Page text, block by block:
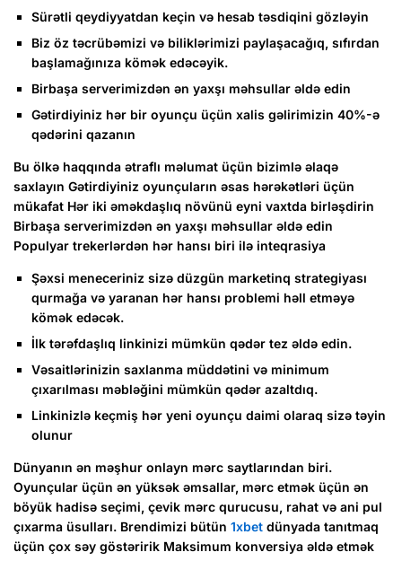
Sürətli qeydiyyatdan keçin və hesab təsdiqini gözləyin
Biz öz təcrübəmizi və biliklərimizi paylaşacağıq, sıfırdan
başlamağınıza kömək edəcəyik.
Birbaşa serverimizdən ən yaxşı məhsullar əldə edin
Gətirdiyiniz hər bir oyunçu üçün xalis gəlirimizin 40%-ə
qədərini qazanın
Bu ölkə haqqında ətraflı məlumat üçün bizimlə əlaqə
saxlayın Gətirdiyiniz oyunçuların əsas hərəkətləri üçün
mükafat Hər iki əməkdaşlıq növünü eyni vaxtda birləşdirin
Birbaşa serverimizdən ən yaxşı məhsullar əldə edin
Populyar trekerlərdən hər hansı biri ilə inteqrasiya
Şəxsi meneceriniz sizə düzgün marketinq strategiyası
qurmağa və yaranan hər hansı problemi həll etməyə
kömək edəcək.
İlk tərəfdaşlıq linkinizi mümkün qədər tez əldə edin.
Vəsaitlərinizin saxlanma müddətini və minimum
çıxarılması məbləğini mümkün qədər azaltdıq.
Linkinizlə keçmiş hər yeni oyunçu daimi olaraq sizə təyin
olunur
Dünyanın ən məşhur onlayn mərc saytlarından biri.
Oyunçular üçün ən yüksək əmsallar, mərc etmək üçün ən
böyük hadisə seçimi, çevik mərc qurucusu, rahat və ani pul
çıxarma üsulları. Brendimizi bütün 1xbet dünyada tanıtmaq
üçün çox səy göstəririk Maksimum konversiya əldə etmək